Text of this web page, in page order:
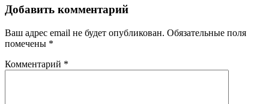
Добавить комментарий
Ваш адрес email не будет опубликован. Обязательные поля
помечены *
Комментарий *